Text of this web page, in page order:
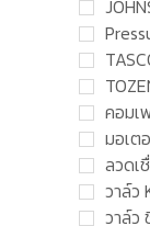
คอมเ
มอเต
ลวดเ
วาล์ว
วาล์ว